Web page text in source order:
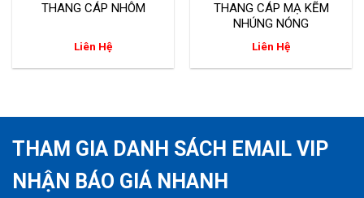
THANG CÁP NHÔM
Liên Hệ
THANG CÁP MẠ KẼM
NHÚNG NÓNG
Liên Hệ
THAM GIA DANH SÁCH EMAIL VIP
NHẬN BÁO GIÁ NHANH